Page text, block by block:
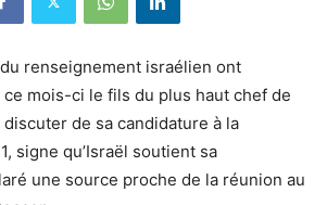
renseignement israélien ont
mois-ci le fils du plus haut chef de
de sa candidature à la
signe qu’Israël soutient sa
une source proche de la réunion au